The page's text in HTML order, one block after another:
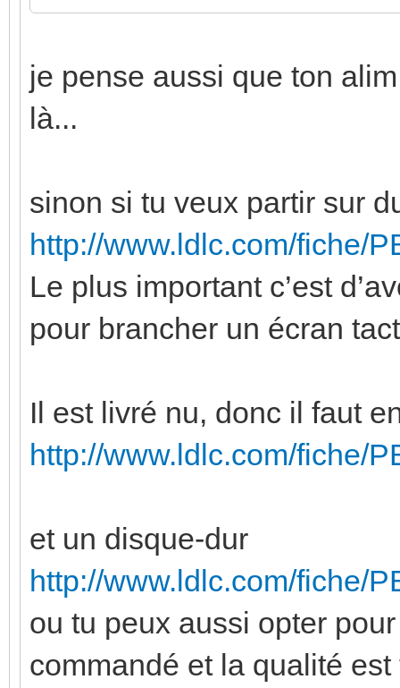
je pense aussi que ton
là...
sinon si tu veux partir sur
http://www.ldlc.com/fiche/
Le plus important c’est
pour brancher un écran
Il est livré nu, donc il faut
http://www.ldlc.com/fiche/
et un disque-dur
http://www.ldlc.com/fiche/
ou tu peux aussi opter
commandé et la qualité